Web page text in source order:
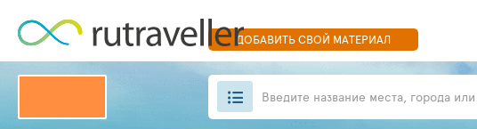
ДОБАВИТЬСВОЙ МАТЕРИАЛ
Введите название места, города